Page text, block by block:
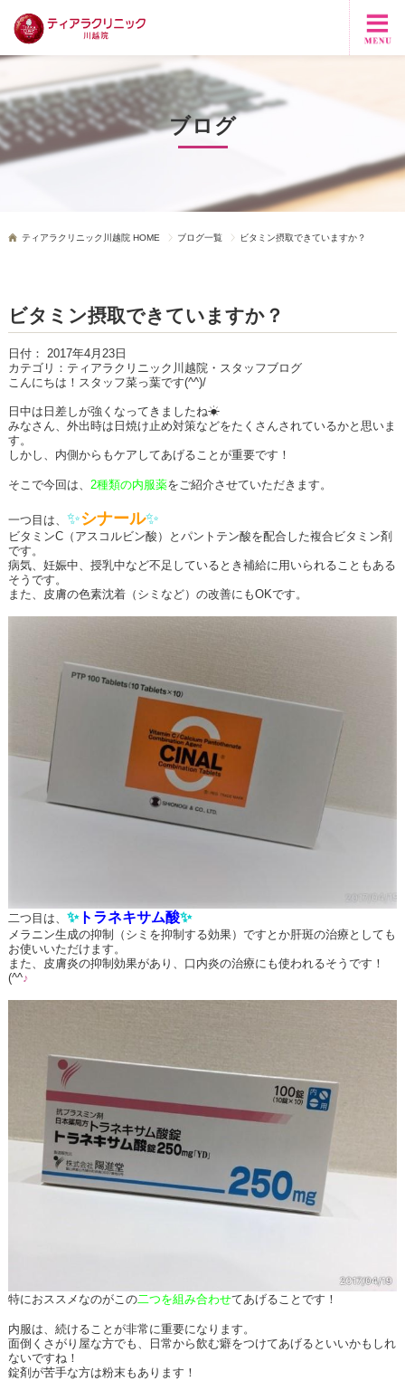
ブログ
ティアラクリニック川越院 HOME ブログ一覧 ビタミン摂取できていますか？
ビタミン摂取できていますか？
日付： 2017年4月23日
カテゴリ： ティアラクリニック川越院・スタッフブログ
こんにちは！スタッフ菜っ葉です(^^)/
日中は日差しが強くなってきましたね☀
みなさん、外出時は日焼け止め対策などをたくさんされているかと思いま
す。
しかし、内側からもケアしてあげることが重要です！
そこで今回は、 2種類の内服薬をご紹介させていただきます。
一つ目は、 ✨シナール✨
ビタミンC（アスコルビン酸）とパントテン酸を配合した複合ビタミン剤
です。
病気、妊娠中、授乳中など不足しているとき補給に用いられることもある
そうです。
また、皮膚の色素沈着（シミなど）の改善にもOKです。
二つ目は、 ✨トラネキサム酸✨
メラニン生成の抑制（シミを抑制する効果）ですとか肝斑の治療としても
お使いいただけます。
また、皮膚炎の抑制効果があり、口内炎の治療にも使われるそうです！
(^^♪
特におススメなのがこの二つを組み合わせてあげることです！
内服は、続けることが非常に重要になります。
面倒くさがり屋な方でも、日常から飲む癖をつけてあげるといいかもしれ
ないですね！
錠剤が苦手な方は粉末もあります！